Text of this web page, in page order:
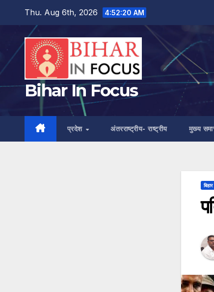
content
Thu. Aug 6th, 2026 4:52:21 AM
Bihar In Focus
प्रदेश अंतरराष्ट्रीय- राष्ट्रीय मुख्य
बिहार